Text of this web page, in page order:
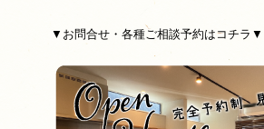
▼お問合せ・各種ご相談予約はコチラ▼